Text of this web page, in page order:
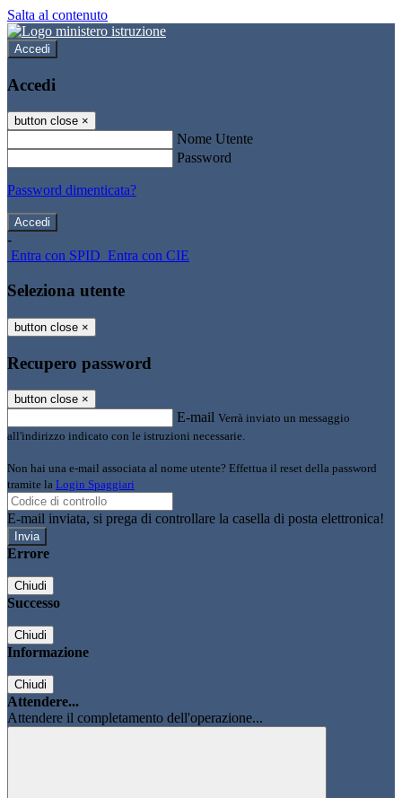
Salta al contenuto
Accedi
Accedi
button close ×
Nome Utente
Password
Password dimenticata?
-
Entra con SPID Entra con CIE
Seleziona utente
button close ×
Recupero password
button close ×
E-mail Verrà inviato un messaggio
all'indirizzo indicato con le istruzioni necessarie.
Non hai una e-mail associata al nome utente? Effettua il reset della password
tramite la Login Spaggiari
E-mail inviata, si prega di controllare la casella di posta elettronica!
Errore
Chiudi
Successo
Chiudi
Informazione
Chiudi
Attendere...
Attendere il completamento dell'operazione...